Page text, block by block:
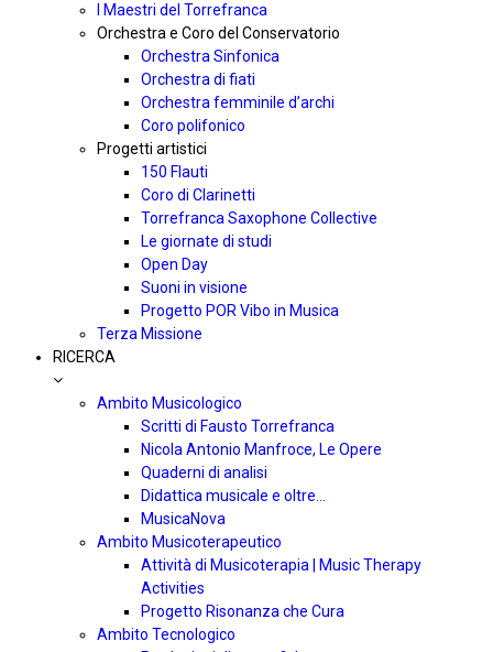
I Maestri del Torrefranca
Orchestra e Coro del Conservatorio
Orchestra Sinfonica
Orchestra di fiati
Orchestra femminile d’archi
Coro polifonico
Progetti artistici
150 Flauti
Coro di Clarinetti
Torrefranca Saxophone Collective
Le giornate di studi
Open Day
Suoni in visione
Progetto POR Vibo in Musica
Terza Missione
RICERCA
Ambito Musicologico
Scritti di Fausto Torrefranca
Nicola Antonio Manfroce, Le Opere
Quaderni di analisi
Didattica musicale e oltre…
MusicaNova
Ambito Musicoterapeutico
Attività di Musicoterapia | Music Therapy
Activities
Progetto Risonanza che Cura
Ambito Tecnologico